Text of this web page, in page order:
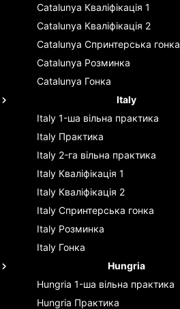
Catalunya Кваліфікація 1
Catalunya Кваліфікація 2
Catalunya Спринтерська гонка
Catalunya Розминка
Catalunya Гонка
Italy
Italy 1-ша вільна практика
Italy Практика
Italy 2-га вільна практика
Italy Кваліфікація 1
Italy Кваліфікація 2
Italy Спринтерська гонка
Italy Розминка
Italy Гонка
Hungria
Hungria 1-ша вільна практика
Hungria Практика